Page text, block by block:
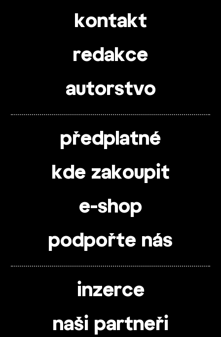
kontakt
redakce
autorstvo
předplatné
kde zakoupit
e-shop
podpořte nás
inzerce
naši partneři